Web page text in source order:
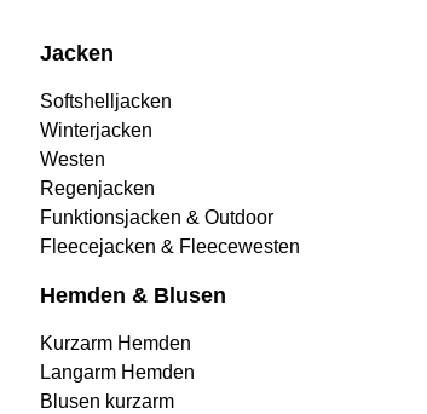
Jacken
Softshelljacken
Winterjacken
Westen
Regenjacken
Funktionsjacken & Outdoor
Fleecejacken & Fleecewesten
Hemden & Blusen
Kurzarm Hemden
Langarm Hemden
Blusen kurzarm